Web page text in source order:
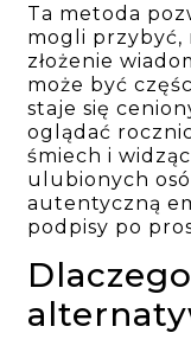
Ta metoda
mogli przybyć,
złożenie
może być
staje się
oglądać
śmiech i
ulubionych
autentyczną
podpisy po